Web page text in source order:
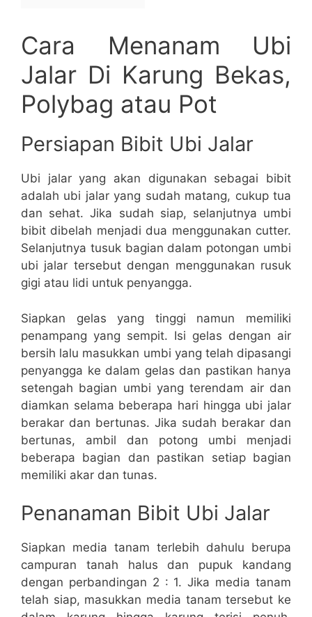
Cara Menanam Ubi
Jalar Di Karung Bekas,
Polybag atau Pot
Persiapan Bibit Ubi Jalar
Ubi jalar yang akan digunakan sebagai bibit
adalah ubi jalar yang sudah matang, cukup tua
dan sehat. Jika sudah siap, selanjutnya umbi
bibit dibelah menjadi dua menggunakan cutter.
Selanjutnya tusuk bagian dalam potongan umbi
ubi jalar tersebut dengan menggunakan rusuk
gigi atau lidi untuk penyangga.
Siapkan gelas yang tinggi namun memiliki
penampang yang sempit. Isi gelas dengan air
bersih lalu masukkan umbi yang telah dipasangi
penyangga ke dalam gelas dan pastikan hanya
setengah bagian umbi yang terendam air dan
diamkan selama beberapa hari hingga ubi jalar
berakar dan bertunas. Jika sudah berakar dan
bertunas, ambil dan potong umbi menjadi
beberapa bagian dan pastikan setiap bagian
memiliki akar dan tunas.
Penanaman Bibit Ubi Jalar
Siapkan media tanam terlebih dahulu berupa
campuran tanah halus dan pupuk kandang
dengan perbandingan 2 : 1. Jika media tanam
telah siap, masukkan media tanam tersebut ke